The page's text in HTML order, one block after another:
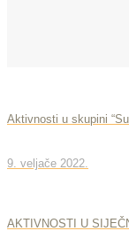
Aktivnosti u skupini
9. veljače 2022.
AKTIVNOSTI U